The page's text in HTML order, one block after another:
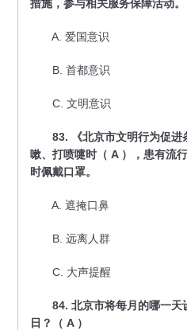
措施，参与相关服务保障活动。
A. 爱国意识
B. 首都意识
C. 文明意识
83. 《北京市文明行为促进
嗽、打喷嚏时（ A ），患有流
时佩戴口罩。
A. 遮掩口鼻
B. 远离人群
C. 大声提醒
84. 北京市将每月的哪一天
日？（ A ）